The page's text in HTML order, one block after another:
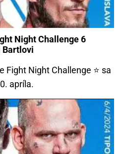
Night Challenge 6
Bartlovi
Fight Night Challenge ⭐ sa
apríla.